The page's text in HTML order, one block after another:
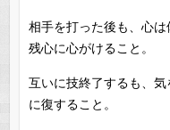
相手を打った後も、心
残心に心がけること。
互いに技終了するも、
に復すること。